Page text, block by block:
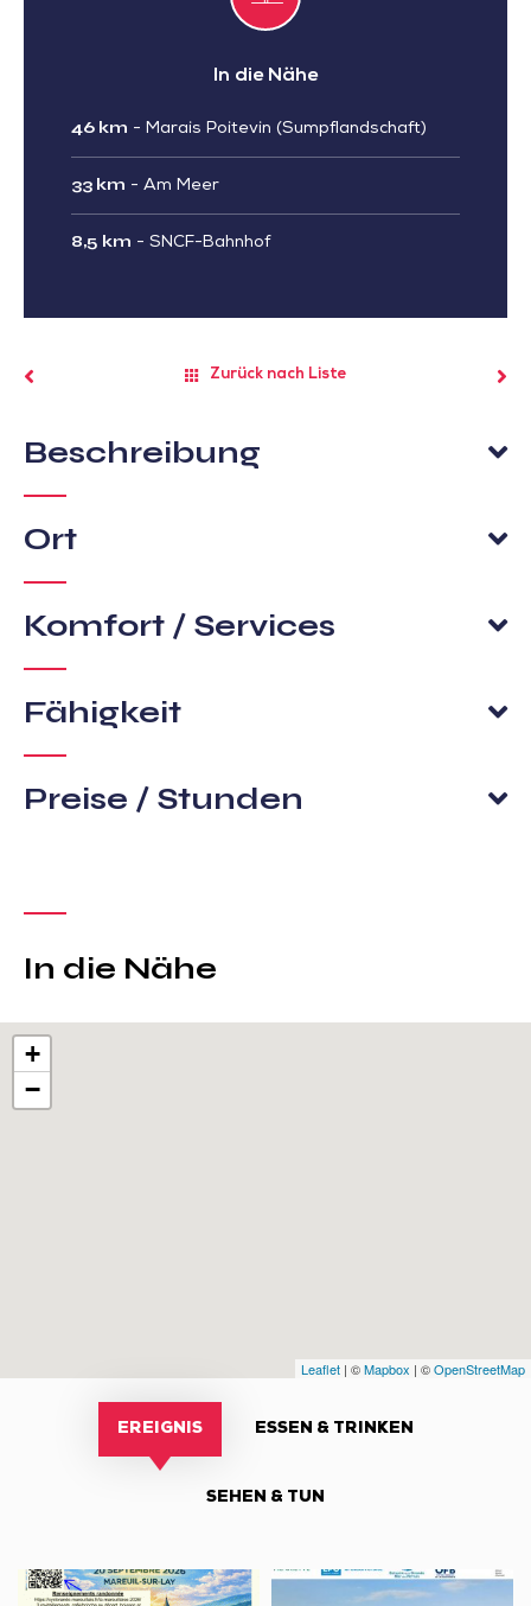
In die Nähe
46 km - Marais Poitevin (Sumpflandschaft)
33 km - Am Meer
8,5 km - SNCF-Bahnhof
Zurück nach Liste
Beschreibung
Ort
Komfort / Services
Fähigkeit
Preise / Stunden
In die Nähe
+
−
Leaflet | ©Mapbox | ©OpenStreetMap
EREIGNIS ESSEN & TRINKEN
SEHEN & TUN
Randonnées Sortie